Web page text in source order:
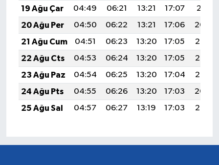
19 Ağu Çar
04:49 06:21 13:21 17:07
20:11
20 Ağu Per
04:50 06:22 13:21 17:06
20:09
21 Ağu Cum
04:51 06:23 13:20 17:05
20:08
22 Ağu Cts
04:53 06:24 13:20 17:05
20:06
23 Ağu Paz
04:54 06:25 13:20 17:04
20:05
24 Ağu Pts
04:55 06:26 13:20 17:03
20:04
25 Ağu Sal
04:57 06:27 13:19 17:03 20:02